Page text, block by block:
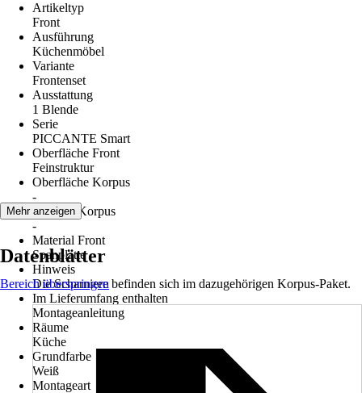
Artikeltyp
Front
Ausführung
Küchenmöbel
Variante
Frontenset
Ausstattung
1 Blende
Serie
PICCANTE Smart
Oberfläche Front
Feinstruktur
Oberfläche Korpus
-
Material Korpus
-
Material Front
Spanplatte
Hinweis
Die Scharniere befinden sich im dazugehörigen Korpus-Paket.
Im Lieferumfang enthalten
Montageanleitung
Räume
Küche
Grundfarbe
Weiß
Montageart
Mehr anzeigen
Datenblätter
Bereich überspringen